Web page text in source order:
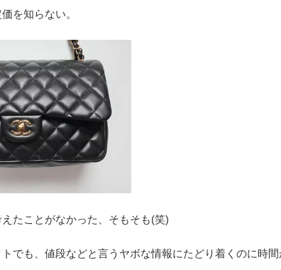
を知らない。
たことがなかった、そもそも(笑)
でも、値段などと言うヤボな情報にたどり着くのに時間